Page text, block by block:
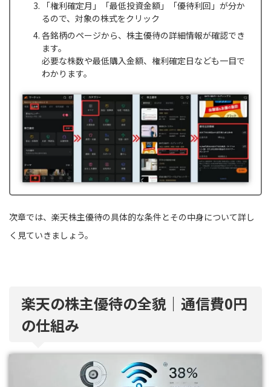
「権利確定月」「最低投資金額」「優待利回」が分か
るので、対象の株式をクリック
各銘柄のページから、株主優待の詳細情報が確認でき
ます。
必要な株数や最低購入金額、権利確定日なども一目で
わかります。
次章では、楽天株主優待の具体的な条件とその中身について詳し
く見ていきましょう。
楽天の株主優待の全貌｜通信費0円
の仕組み